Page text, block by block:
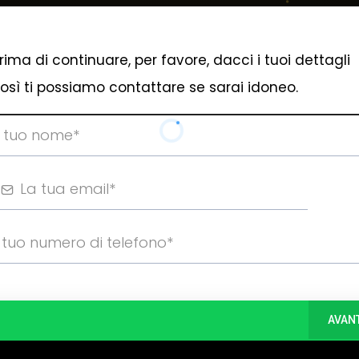
di continuare, per favore, dacci i tuoi dettagli
ti possiamo contattare se sarai idoneo.